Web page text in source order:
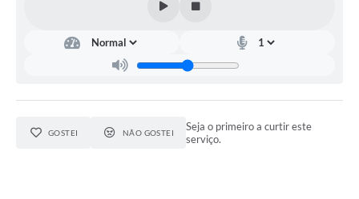
GOSTEI NÃO GOSTEI
Seja o primeiro a curtir este
serviço.